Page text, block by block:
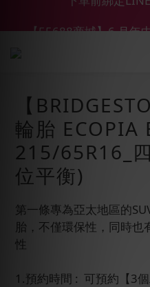
【鑽石熊/金熊新客
【
輪胎 ECOPIA
215/65R16_
位平衡)
第一條專為亞太地區的
胎，不僅環保性，同時也
性
1.預約時間 :  可預約【3